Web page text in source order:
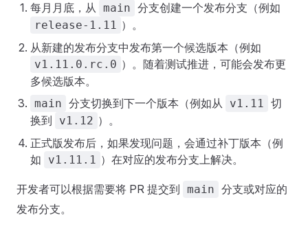
每月月底，从 main 分支创建一个发布分支（例如
release-1.11 ）。
从新建的发布分支中发布第一个候选版本（例如
v1.11.0.rc.0 ）。随着测试推进，可能会发布更
多候选版本。
main 分支切换到下一个版本（例如从 v1.11 切
换到
v1.12 ）。
正式版发布后，如果发现问题，会通过补丁版本（例
如
v1.11.1 ）在对应的发布分支上解决。
开发者可以根据需要将 PR 提交到 main 分支或对应的
发布分支。